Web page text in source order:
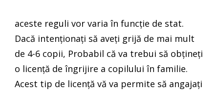
aceste reguli vor varia în funcție de stat.
Dacă intenționați să aveți grijă de mai mult
de 4-6 copii, Probabil că va trebui să obțineți
o licență de îngrijire a copilului în familie.
Acest tip de licență vă va permite să angajați